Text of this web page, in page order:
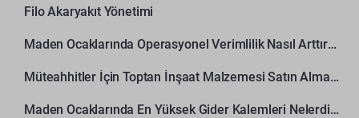
Filo Akaryakıt Yönetimi
Maden Ocaklarında Operasyonel Verimlilik Nasıl Arttırılır?
Müteahhitler İçin Toptan İnşaat Malzemesi Satın Alma Rehberi
Maden Ocaklarında En Yüksek Gider Kalemleri Nelerdir?